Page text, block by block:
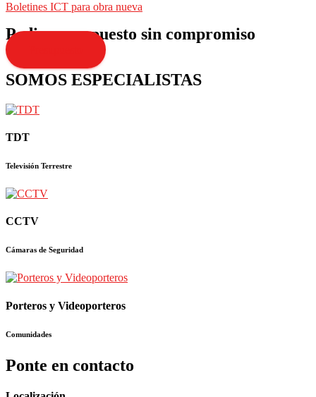
Boletines ICT para obra nueva
Pedir presupuesto sin compromiso
SOMOS ESPECIALISTAS
TDT
Televisión Terrestre
CCTV
Cámaras de Seguridad
Porteros y Videoporteros
Comunidades
Ponte en contacto